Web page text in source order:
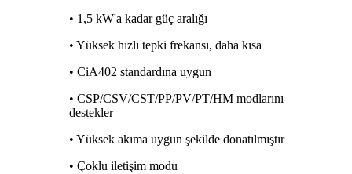
• 1,5 kW'a kadar güç aralığı
• Yüksek hızlı tepki frekansı, daha kısa
• CiA402 standardına uygun
• CSP/CSV/CST/PP/PV/PT/HM modlarını
destekler
• Yüksek akıma uygun şekilde donatılmıştır
• Çoklu iletişim modu